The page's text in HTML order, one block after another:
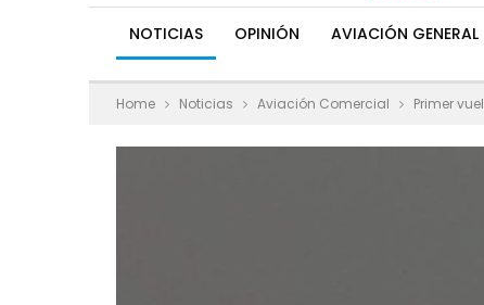
NOTICIAS OPINIÓN AVIACIÓN GENERAL
Home Noticias Aviación Comercial Primer